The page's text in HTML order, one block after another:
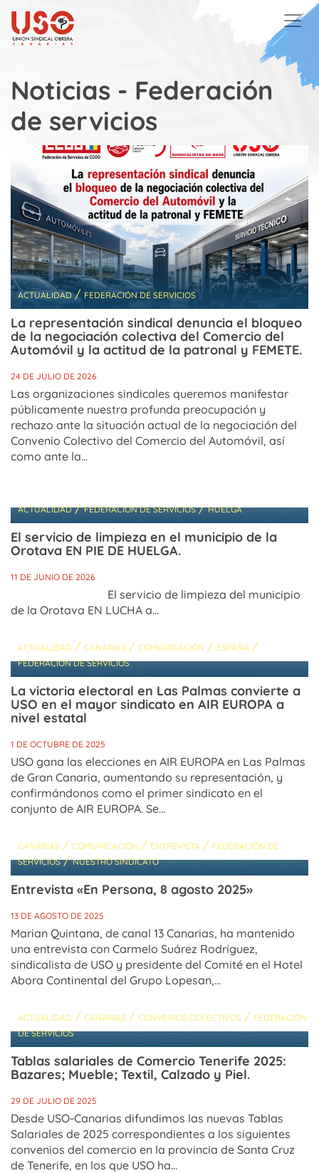
Skip to main content
Noticias - Federación
de servicios
ACTUALIDAD/ FEDERACIÓN DE SERVICIOS
La representación sindical denuncia el bloqueo
de la negociación colectiva del Comercio del
Automóvil y la actitud de la patronal y FEMETE.
24 DE JULIO DE 2026
Las organizaciones sindicales queremos manifestar
públicamente nuestra profunda preocupación y
rechazo ante la situación actual de la negociación del
Convenio Colectivo del Comercio del Automóvil, así
como ante la...
ACTUALIDAD/FEDERACIÓN DE SERVICIOS/HUELGA
El servicio de limpieza en el municipio de la
Orotava EN PIE DE HUELGA.
11 DE JUNIO DE 2026
El servicio de limpieza del municipio
de la Orotava EN LUCHA a...
ACTUALIDAD / CANARIAS / COMUNICACIÓN / ESPAÑA /
FEDERACIÓN DE SERVICIOS
La victoria electoral en Las Palmas convierte a
USO en el mayor sindicato en AIR EUROPA a
nivel estatal
1 DE OCTUBRE DE 2025
USO gana las elecciones en AIR EUROPA en Las Palmas
de Gran Canaria, aumentando su representación, y
confirmándonos como el primer sindicato en el
conjunto de AIR EUROPA. Se...
CANARIAS / COMUNICACIÓN / ENTREVISTA / FEDERACIÓN DE
SERVICIOS/NUESTRO SINDICATO
Entrevista «En Persona, 8 agosto 2025»
13 DE AGOSTO DE 2025
Marian Quintana, de canal 13 Canarias, ha mantenido
una entrevista con Carmelo Suárez Rodríguez,
sindicalista de USO y presidente del Comité en el Hotel
Abora Continental del Grupo Lopesan,...
ACTUALIDAD / CANARIAS / CONVENIOS COLECTIVOS / FEDERACIÓN
DE SERVICIOS
Tablas salariales de Comercio Tenerife 2025:
Bazares; Mueble; Textil, Calzado y Piel.
29 DE JULIO DE 2025
Desde USO-Canarias difundimos las nuevas Tablas
Salariales de 2025 correspondientes a los siguientes
convenios del comercio en la provincia de Santa Cruz
de Tenerife, en los que USO ha...